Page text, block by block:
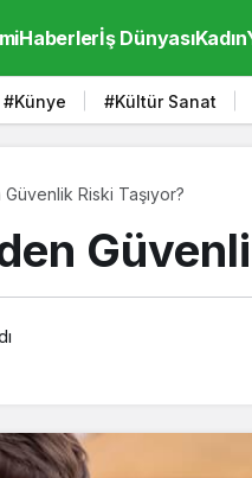
Haberlerİş DünyasıKadın
#Künye #Kültür Sanat
Riski Taşıyor?